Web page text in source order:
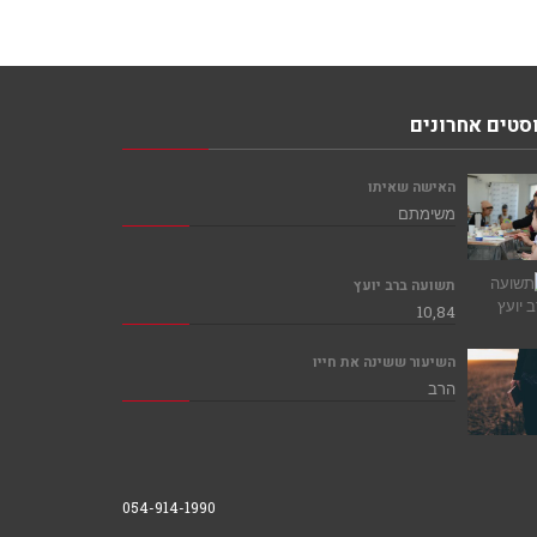
אחרונים
האישה שאיתו
משימתם
תשועה ברב יועץ
10,84
השיעור ששינה את חייו
הרב
054-914-1990